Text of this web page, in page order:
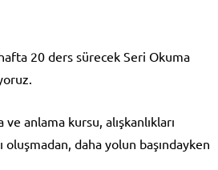
20 ders sürecek Seri Okuma
anlama kursu, alışkanlıkları
oluşmadan, daha yolun başındayken